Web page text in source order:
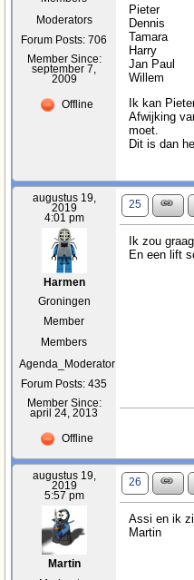
Moderators
Forum Posts: 706
Member Since:
september 7,
2009
Offline
Pieter
Dennis
Tamara
Harry
Jan Paul
Willem
Ik kan
Afwijking
moet.
Dit is dan
augustus 19,
2019
4:01 pm
Harmen
Groningen
Member
Members
Agenda_Moderator
Forum Posts: 435
Member Since:
april 24, 2013
Offline
25
Ik zou
En een lift
augustus 19,
2019
5:57 pm
Martin
26
Assi en ik
Martin